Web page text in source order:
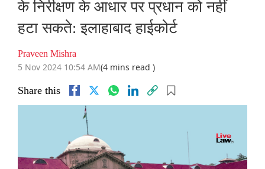
के निरीक्षण के आधार पर प्रधान को नहीं
हटा सकते: इलाहाबाद हाईकोर्ट
Praveen Mishra
5 Nov 2024 10:54 AM(4 mins read )
Share this